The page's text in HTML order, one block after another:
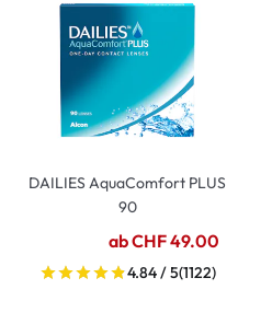
DAILIES AquaComfort PLUS
90
ab CHF 49.00
4.84 / 5(1122)